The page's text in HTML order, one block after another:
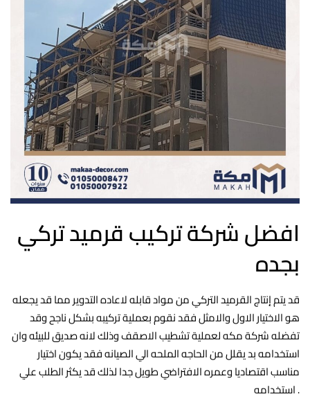
افضل شركة تركيب قرميد تركي
بجده
قد يتم إنتاج القرميد التركي من مواد قابله لاعاده التدوير مما قد يجعله
هو الاختيار الاول والامثل فقد نقوم بعملية تركيبه بشكل ناجح وقد
تفضله شركة مكه لعملية تشطيب الاصقف وذلك لانه صديق للبيئه وان
استخدامه بد يقلل من الحاجه الملحه الي الصيانه فقد يكون اختيار
مناسب اقتصاديا وعمره الافتراضي طويل جدا لذلك قد يكثر الطلب علي
استخدامه .